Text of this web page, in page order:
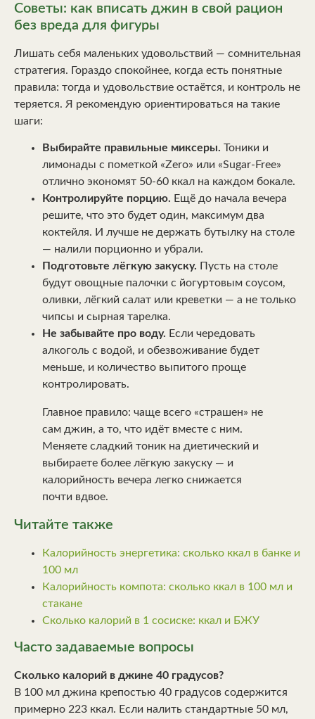
Советы: как вписать джин в свой рацион
без вреда для фигуры
Лишать себя маленьких удовольствий — сомнительная
стратегия. Гораздо спокойнее, когда есть понятные
правила: тогда и удовольствие остаётся, и контроль не
теряется. Я рекомендую ориентироваться на такие
шаги:
Выбирайте правильные миксеры. Тоники и
лимонады с пометкой «Zero» или «Sugar-Free»
отлично экономят 50-60 ккал на каждом бокале.
Контролируйте порцию. Ещё до начала вечера
решите, что это будет один, максимум два
коктейля. И лучше не держать бутылку на столе
— налили порционно и убрали.
Подготовьте лёгкую закуску. Пусть на столе
будут овощные палочки с йогуртовым соусом,
оливки, лёгкий салат или креветки — а не только
чипсы и сырная тарелка.
Не забывайте про воду. Если чередовать
алкоголь с водой, и обезвоживание будет
меньше, и количество выпитого проще
контролировать.
Главное правило: чаще всего «страшен» не
сам джин, а то, что идёт вместе с ним.
Меняете сладкий тоник на диетический и
выбираете более лёгкую закуску — и
калорийность вечера легко снижается
почти вдвое.
Читайте также
Калорийность энергетика: сколько ккал в банке и
100 мл
Калорийность компота: сколько ккал в 100 мл и
стакане
Сколько калорий в 1 сосиске: ккал и БЖУ
Часто задаваемые вопросы
Сколько калорий в джине 40 градусов?
В 100 мл джина крепостью 40 градусов содержится
примерно 223 ккал. Если налить стандартные 50 мл,